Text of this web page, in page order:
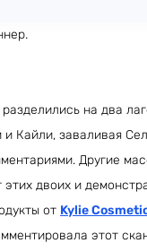
на два
Кайли, заваливая
Другие
двоих и
от Kylie
этот